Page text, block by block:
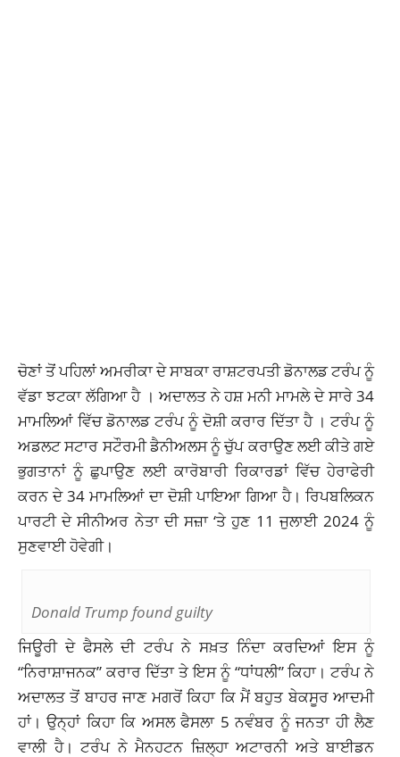
ਚੋਣਾਂ ਤੋਂ ਪਹਿਲਾਂ ਅਮਰੀਕਾ ਦੇ ਸਾਬਕਾ ਰਾਸ਼ਟਰਪਤੀ ਡੋਨਾਲਡ ਟਰੰਪ ਨੂੰ
ਵੱਡਾ ਝਟਕਾ ਲੱਗਿਆ ਹੈ । ਅਦਾਲਤ ਨੇ ਹਸ਼ ਮਨੀ ਮਾਮਲੇ ਦੇ ਸਾਰੇ 34
ਮਾਮਲਿਆਂ ਵਿੱਚ ਡੋਨਾਲਡ ਟਰੰਪ ਨੂੰ ਦੋਸ਼ੀ ਕਰਾਰ ਦਿੱਤਾ ਹੈ । ਟਰੰਪ ਨੂੰ
ਅਡਲਟ ਸਟਾਰ ਸਟੌਰਮੀ ਡੈਨੀਅਲਸ ਨੂੰ ਚੁੱਪ ਕਰਾਉਣ ਲਈ ਕੀਤੇ ਗਏ
ਭੁਗਤਾਨਾਂ ਨੂੰ ਛੁਪਾਉਣ ਲਈ ਕਾਰੋਬਾਰੀ ਰਿਕਾਰਡਾਂ ਵਿੱਚ ਹੇਰਾਫੇਰੀ
ਕਰਨ ਦੇ 34 ਮਾਮਲਿਆਂ ਦਾ ਦੋਸ਼ੀ ਪਾਇਆ ਗਿਆ ਹੈ। ਰਿਪਬਲਿਕਨ
ਪਾਰਟੀ ਦੇ ਸੀਨੀਅਰ ਨੇਤਾ ਦੀ ਸਜ਼ਾ ‘ਤੇ ਹੁਣ 11 ਜੁਲਾਈ 2024 ਨੂੰ
ਸੁਣਵਾਈ ਹੋਵੇਗੀ।
Donald Trump found guilty
ਜਿਊਰੀ ਦੇ ਫੈਸਲੇ ਦੀ ਟਰੰਪ ਨੇ ਸਖ਼ਤ ਨਿੰਦਾ ਕਰਦਿਆਂ ਇਸ ਨੂੰ
“ਨਿਰਾਸ਼ਾਜਨਕ” ਕਰਾਰ ਦਿੱਤਾ ਤੇ ਇਸ ਨੂੰ “ਧਾਂਧਲੀ” ਕਿਹਾ। ਟਰੰਪ ਨੇ
ਅਦਾਲਤ ਤੋਂ ਬਾਹਰ ਜਾਣ ਮਗਰੋਂ ਕਿਹਾ ਕਿ ਮੈਂ ਬਹੁਤ ਬੇਕਸੂਰ ਆਦਮੀ
ਹਾਂ। ਉਨ੍ਹਾਂ ਕਿਹਾ ਕਿ ਅਸਲ ਫੈਸਲਾ 5 ਨਵੰਬਰ ਨੂੰ ਜਨਤਾ ਹੀ ਲੈਣ
ਵਾਲੀ ਹੈ। ਟਰੰਪ ਨੇ ਮੈਨਹਟਨ ਜ਼ਿਲ੍ਹਾ ਅਟਾਰਨੀ ਅਤੇ ਬਾਈਡਨ